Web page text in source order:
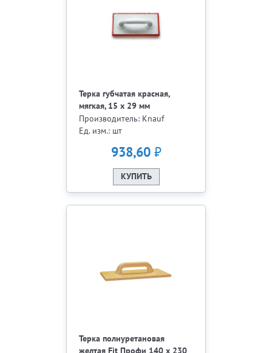
Терка губчатая красная,
мягкая, 15 х 29 мм
Производитель: Knauf
Ед. изм.: шт
938,60₽
КУПИТЬ
Терка полиуретановая
желтая Fit Профи 140 х 230